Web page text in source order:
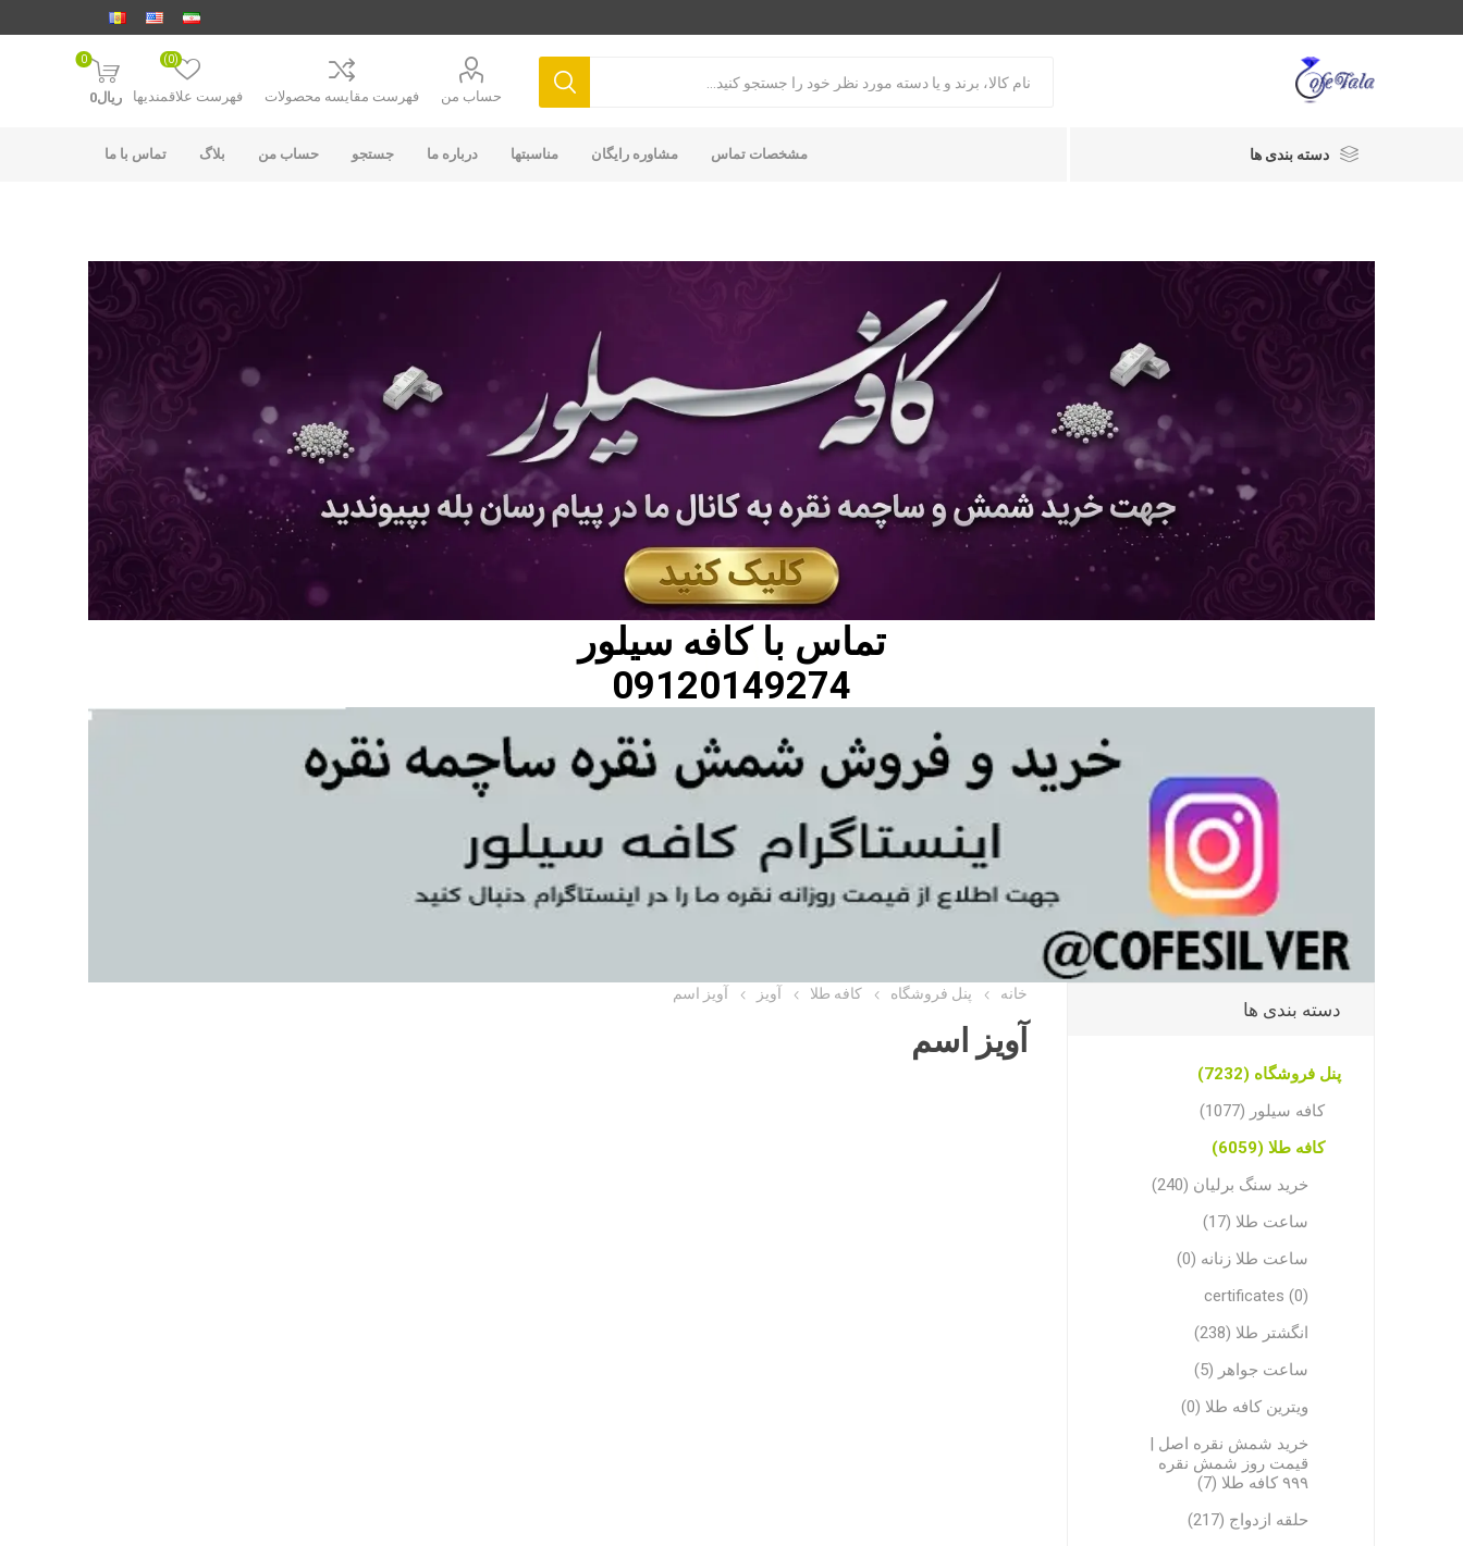
حساب من فهرست مقایسه محصولات فهرست علاقمندیها
(0)
0
ریال0
دسته بندی ها مشخصات تماس مشاوره رایگان مناسبتها درباره ما جستجو حساب من بلاگ تماس با ما
تماس باکافه سیلور
09120149274
خانه پنل فروشگاه کافه طلا آویز آویز اسم
آویز اسم
دسته بندی ها
پنل فروشگاه (7232)
کافه سیلور (1077)
کافه طلا (6059)
خرید سنگ برلیان (240)
ساعت طلا (17)
ساعت طلا زنانه (0)
certificates (0)
انگشتر طلا (238)
ساعت جواهر (5)
ویترین کافه طلا (0)
خرید شمش نقره اصل |
قیمت روز شمش نقره
۹۹۹ کافه طلا (7)
حلقه ازدواج (217)